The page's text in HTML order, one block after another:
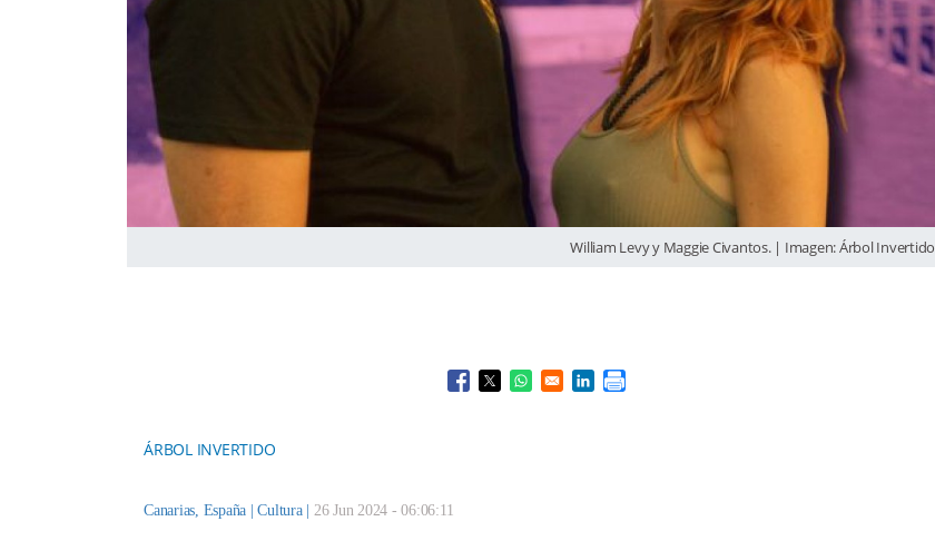
William Levy y Maggie Civantos. | Imagen: Árbol Invertido
Opens in a new window
Opens in a new window
Opens in a new window
Opens in a new window
ÁRBOL INVERTIDO
Canarias, España |Cultura | 26 Jun 2024 - 06:06:11